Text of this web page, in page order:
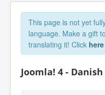
This page is not yet
language. Make a gift
translating it! Click here
Joomla! 4 - Danish